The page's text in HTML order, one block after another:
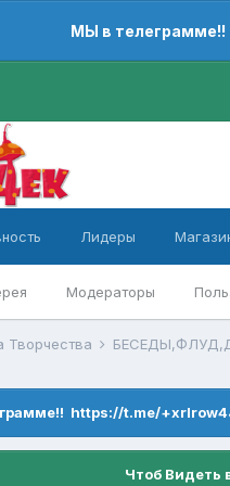
МЫ в телеграмме!!
Модераторы
Лидеры
Творчества
https://t.me/
Чтоб Видеть